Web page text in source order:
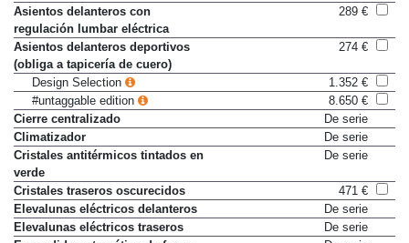
calefacción
Asientos delanteros con
regulación lumbar eléctrica
Asientos delanteros deportivos
(obliga a tapicería de cuero)
Design Selection
1.352 €
#untaggable edition
8.650 €
Cierre centralizado
De serie
Climatizador
De serie
Cristales antitérmicos tintados en
verde
Cristales traseros oscurecidos
471 €
Elevalunas eléctricos delanteros
De serie